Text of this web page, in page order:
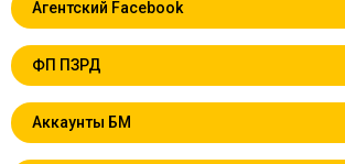
Агентский Facebook
ФП ПЗРД
Аккаунты БМ